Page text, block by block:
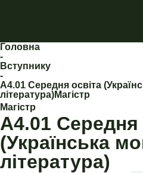
Головна
-
Вступнику
-
А4.01 Середня освіта
література)Магістр
Магістр
А4.01 Середня
(Українська
література)